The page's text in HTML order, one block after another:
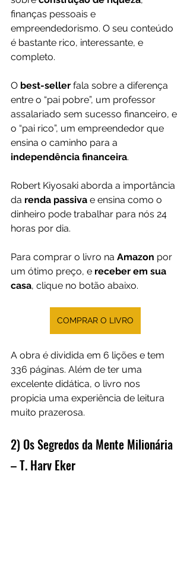
finanças pessoais e
empreendedorismo. O seu conteúdo
é bastante rico, interessante, e
completo.
O best-seller fala sobre a diferença
entre o “pai pobre”, um professor
assalariado sem sucesso financeiro, e
o “pai rico”, um empreendedor que
ensina o caminho para a
independência financeira.
Robert Kiyosaki aborda a importância
da renda passiva e ensina como o
dinheiro pode trabalhar para nós 24
horas por dia.
Para comprar o livro na Amazon por
um ótimo preço, e receber em sua
casa, clique no botão abaixo.
COMPRAR O LIVRO
A obra é dividida em 6 lições e tem
336 páginas. Além de ter uma
excelente didática, o livro nos
propicia uma experiência de leitura
muito prazerosa.
2) Os Segredos da Mente Milionária
– T. Harv Eker